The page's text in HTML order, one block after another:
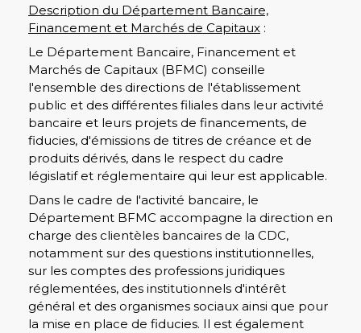
Description du Département Bancaire,
Financement et Marchés de Capitaux :
Le Département Bancaire, Financement et
Marchés de Capitaux (BFMC) conseille
l'ensemble des directions de l'établissement
public et des différentes filiales dans leur activité
bancaire et leurs projets de financements, de
fiducies, d'émissions de titres de créance et de
produits dérivés, dans le respect du cadre
législatif et réglementaire qui leur est applicable.
Dans le cadre de l'activité bancaire, le
Département BFMC accompagne la direction en
charge des clientèles bancaires de la CDC,
notamment sur des questions institutionnelles,
sur les comptes des professions juridiques
réglementées, des institutionnels d'intérêt
général et des organismes sociaux ainsi que pour
la mise en place de fiducies. Il est également